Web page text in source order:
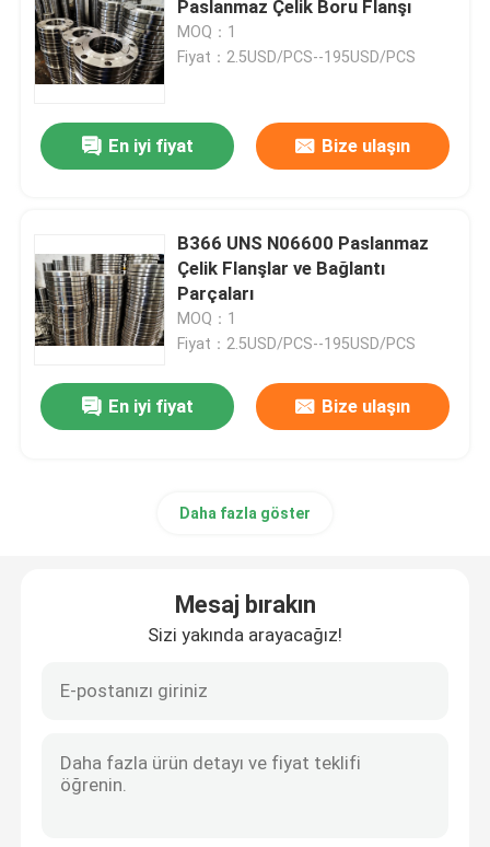
Dubleks Çelik Boru Bağlantı Parçaları
Nikel alaşımlı boru bağlantı parçaları
Paslanmaz Çelik Boru Flanşı
MOQ：1
Fiyat：2.5USD/PCS--195USD/PCS
En iyi fiyat Bize ulaşın
B366 UNS N06600 Paslanmaz
Çelik Flanşlar ve Bağlantı
Parçaları
MOQ：1
Fiyat：2.5USD/PCS--195USD/PCS
En iyi fiyat Bize ulaşın
Daha fazla göster
Mesaj bırakın
Sizi yakında arayacağız!